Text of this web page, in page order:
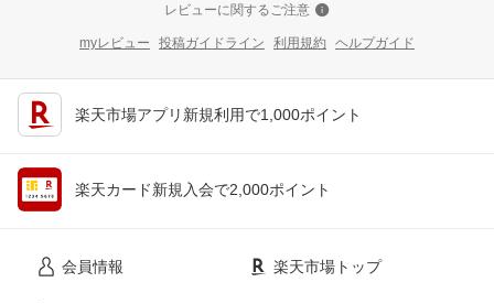
レビューに関するご注意
myレビュー 投稿ガイドライン 利用規約 ヘルプガイド
楽天市場アプリ新規利用で1,000ポイント
楽天カード新規入会で2,000ポイント
会員情報 楽天市場トップ